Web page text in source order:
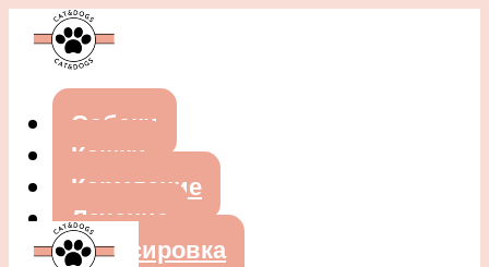
Собаки
Кошки
Кормление
Лечение
Дрессировка